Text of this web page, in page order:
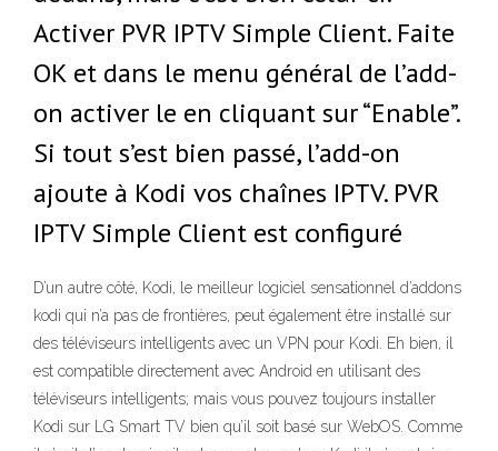
Activer PVR IPTV Simple Client. Faite
OK et dans le menu général de l’add-
on activer le en cliquant sur “Enable”.
Si tout s’est bien passé, l’add-on
ajoute à Kodi vos chaînes IPTV. PVR
IPTV Simple Client est configuré
D’un autre côté, Kodi, le meilleur logiciel sensationnel d’addons
kodi qui n’a pas de frontières, peut également être installé sur
des téléviseurs intelligents avec un VPN pour Kodi. Eh bien, il
est compatible directement avec Android en utilisant des
téléviseurs intelligents; mais vous pouvez toujours installer
Kodi sur LG Smart TV bien qu’il soit basé sur WebOS. Comme